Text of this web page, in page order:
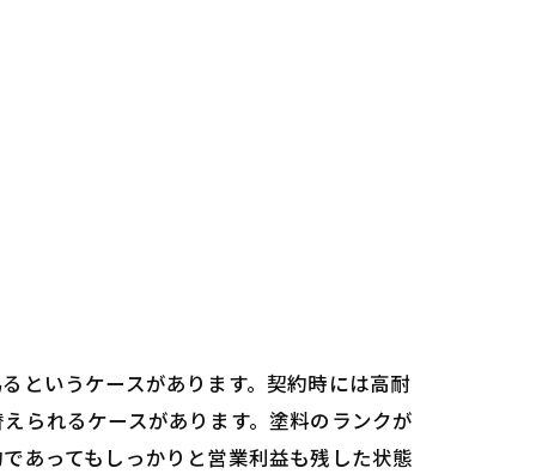
というケースがあります。契約時には高耐
られるケースがあります。塗料のランクが
あってもしっかりと営業利益も残した状態